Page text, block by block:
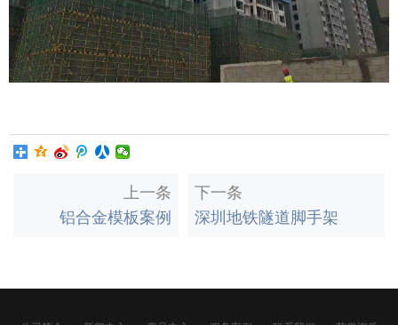
上一条
铝合金模板案例
下一条
深圳地铁隧道脚手架